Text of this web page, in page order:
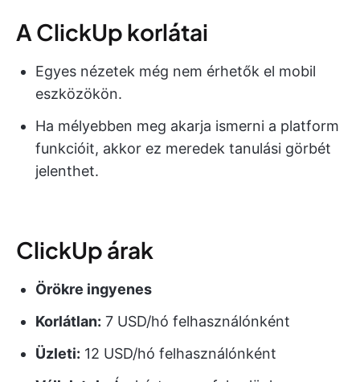
A ClickUp korlátai
Egyes nézetek még nem érhetők el mobil
eszközökön.
Ha mélyebben meg akarja ismerni a platform
funkcióit, akkor ez meredek tanulási görbét
jelenthet.
ClickUp árak
Örökre ingyenes
Korlátlan: 7 USD/hó felhasználónként
Üzleti: 12 USD/hó felhasználónként